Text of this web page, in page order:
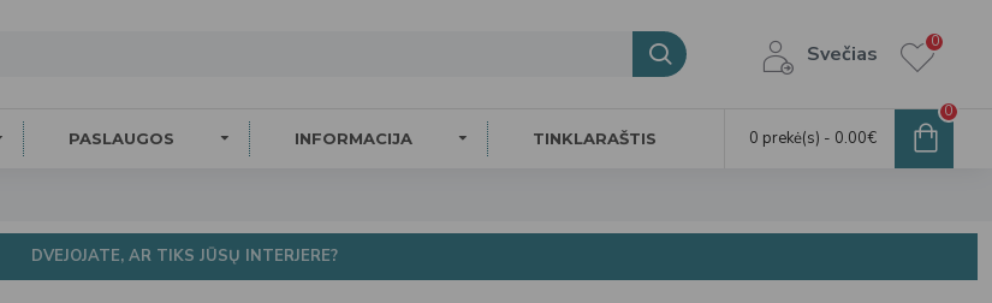
Svečias 0
PASLAUGOS INFORMACIJA TINKLARAŠTIS 0 prekė(s) - 0.00€
0
DVEJOJATE, AR TIKS JŪSŲ INTERJERE?